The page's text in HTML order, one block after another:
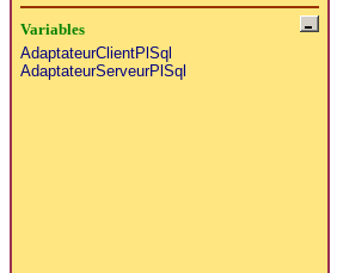
Variables
AdaptateurClientPlSql
AdaptateurServeurPlSql